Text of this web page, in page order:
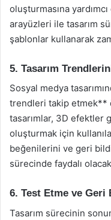
oluşturmasına
arayüzleri ile tasarım
şablonlar kullanarak
5. Tasarım
Sosyal medya
trendleri takip etmek**
tasarımlar, 3D efektler
oluşturmak için
beğenilerini ve geri
sürecinde faydalı
6. Test Etme ve
Tasarım sürecinin